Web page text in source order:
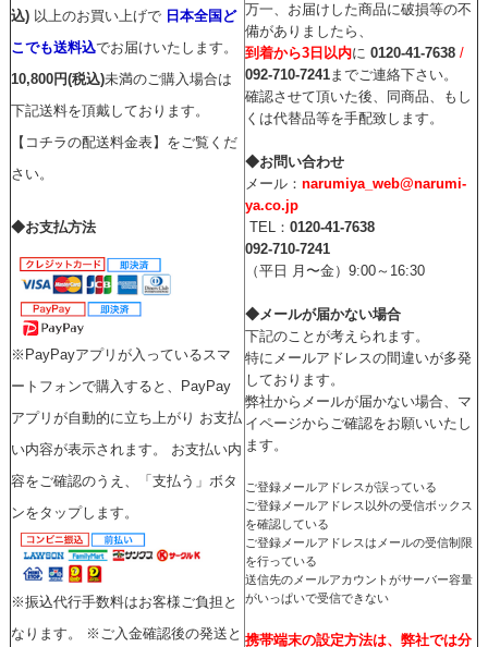
込) 以上のお買い上げで 日本全国ど
こでも送料込でお届けいたします。
10,800円(税込)未満のご購入場合は
下記送料を頂戴しております。
【コチラの配送料金表】をご覧くだ
さい。
◆お支払方法
※PayPayアプリが入っているスマ
ートフォンで購入すると、PayPay
アプリが自動的に立ち上がり お支払
い内容が表示されます。 お支払い内
容をご確認のうえ、「支払う」ボタ
ンをタップします。
※振込代行手数料はお客様ご負担と
なります。 ※ご入金確認後の発送と
万一、お届けした商品に破損等の不
備がありましたら、
到着から3日以内に 0120-41-7638/
092-710-7241までご連絡下さい。
確認させて頂いた後、同商品、もし
くは代替品等を手配致します。
◆お問い合わせ
メール： narumiya_web@narumi-
ya.co.jp
TEL： 0120-41-7638
092-710-7241
（平日 月〜金）9:00～16:30
◆メールが届かない場合
下記のことが考えられます。
特にメールアドレスの間違いが多発
しております。
弊社からメールが届かない場合、マ
イページからご確認をお願いいたし
ます。
ご登録メールアドレスが誤っている
ご登録メールアドレス以外の受信ボックス
を確認している
ご登録メールアドレスはメールの受信制限
を行っている
送信先のメールアカウントがサーバー容量
がいっぱいで受信できない
携帯端末の設定方法は、弊社では分